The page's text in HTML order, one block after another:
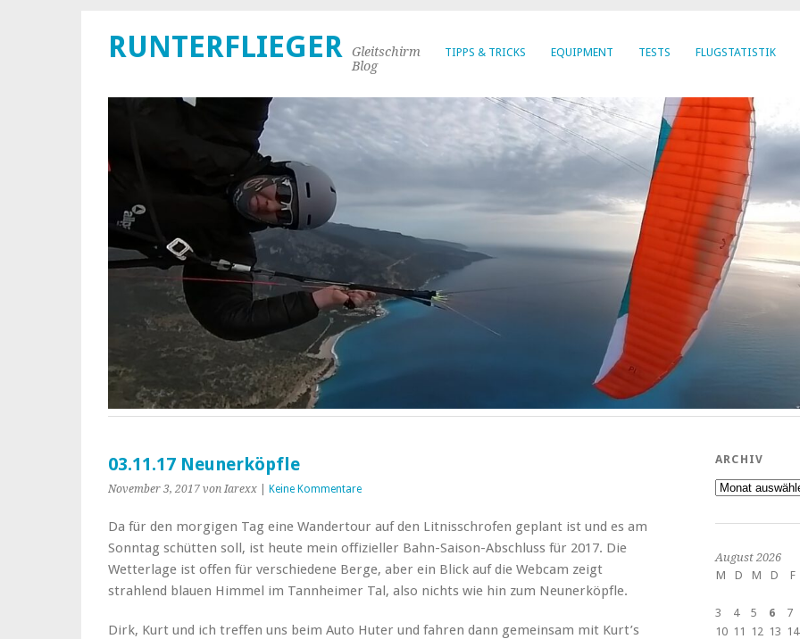
TIPPS & TRICKS EQUIPMENT TESTS FLUGSTATISTIK
RUNTERFLIEGER
Gleitschirm
Blog
03.11.17 Neunerköpfle
November 3, 2017 von Iarexx Keine Kommentare
Da für den morgigen Tag eine Wandertour auf den Litnisschrofen geplant ist und es am
Sonntag schütten soll, ist heute mein offizieller Bahn-Saison-Abschluss für 2017. Die
Wetterlage ist offen für verschiedene Berge, aber ein Blick auf die Webcam zeigt
strahlend blauen Himmel im Tannheimer Tal, also nichts wie hin zum Neunerköpfle.
Dirk, Kurt und ich treffen uns beim Auto Huter und fahren dann gemeinsam mit Kurt’s
ARCHIV
Archiv
August 2026
M
D M D F
3
4 5 6 7
10 11 12 13 14